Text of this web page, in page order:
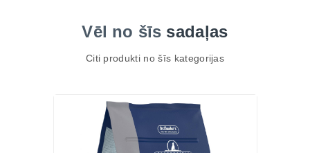
Vēl no šīs sadaļas
Citi produkti no šīs kategorijas